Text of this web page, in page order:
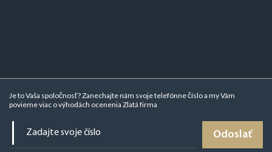
Je to Vaša spoločnosť? Zanechajte nám svoje telefónne číslo a my Vám
povieme viac ovýhodách ocenenia Zlatá firma
Odoslať